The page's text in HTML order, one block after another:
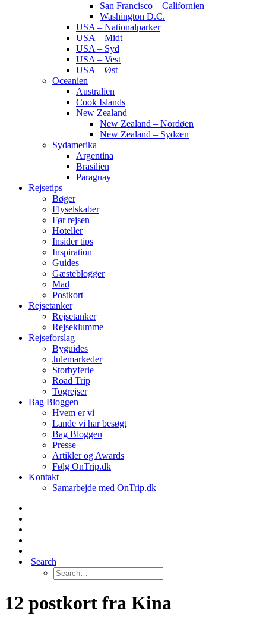
San Francisco – Californien
Washington D.C.
USA – Nationalparker
USA – Midt
USA – Syd
USA – Vest
USA – Øst
Oceanien
Australien
Cook Islands
New Zealand
New Zealand – Nordøen
New Zealand – Sydøen
Sydamerika
Argentina
Brasilien
Paraguay
Rejsetips
Bøger
Flyselskaber
Før rejsen
Hoteller
Insider tips
Inspiration
Guides
Gæsteblogger
Mad
Postkort
Rejsetanker
Rejsetanker
Rejseklumme
Rejseforslag
Byguides
Julemarkeder
Storbyferie
Road Trip
Togrejser
Bag Bloggen
Hvem er vi
Lande vi har besøgt
Bag Bloggen
Presse
Artikler og Awards
Følg OnTrip.dk
Kontakt
Samarbejde med OnTrip.dk
Search
12 postkort fra Kina